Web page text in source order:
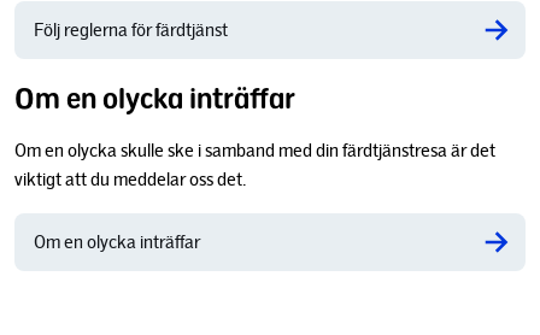
Följ reglerna för färdtjänst
Om en olycka inträffar
Om en olycka skulle ske i samband med din färdtjänstresa är det
viktigt att du meddelar oss det.
Om en olycka inträffar